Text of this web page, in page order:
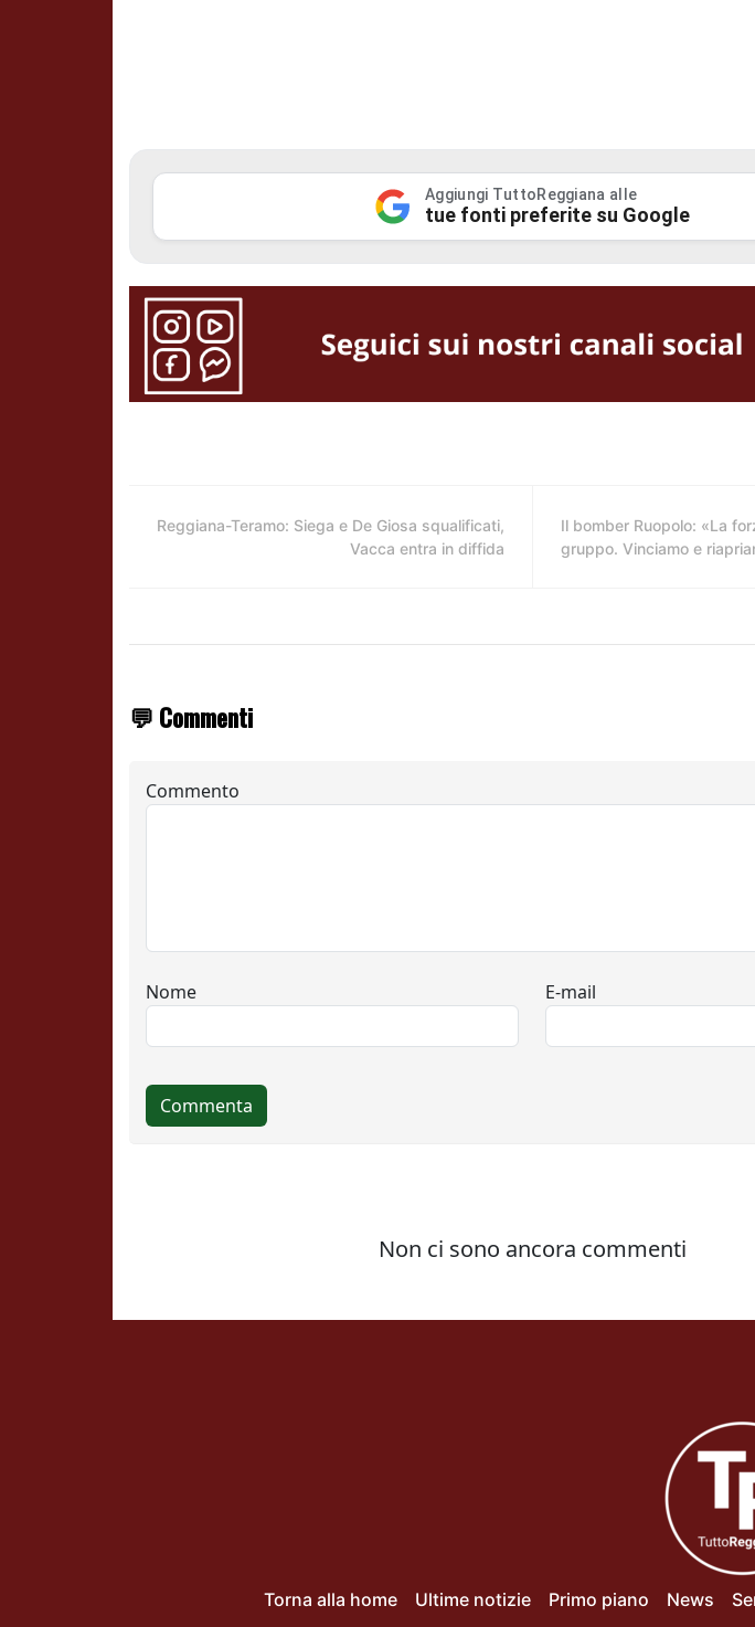
Aggiungi TuttoReggiana alle
tue fonti preferite su Google
Reggiana-Teramo: Siega e De Giosa squalificati,
Vacca entra in diffida
Il bomber Ruopolo: «La
gruppo. Vinciamo e
💬 Commenti
Torna alla home Ultime notizie Primo piano News